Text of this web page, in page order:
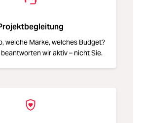
welche Marke, welches Budget?
wir aktiv – nicht Sie.